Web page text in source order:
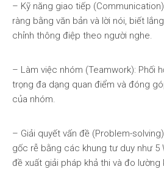
– Kỹ năng giao tiếp
ràng bằng văn bản và lời nói, biết
chỉnh thông điệp theo người nghe.
– Làm việc nhóm (Teamwork): Phối
trọng đa dạng quan điểm và đóng
của nhóm.
– Giải quyết vấn đề (Problem-
gốc rễ bằng các khung tư duy như 5
đề xuất giải pháp khả thi và đo lường